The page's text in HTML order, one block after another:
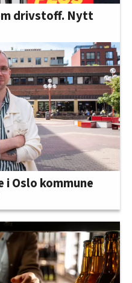
drivstoff. Nytt
Oslo kommune